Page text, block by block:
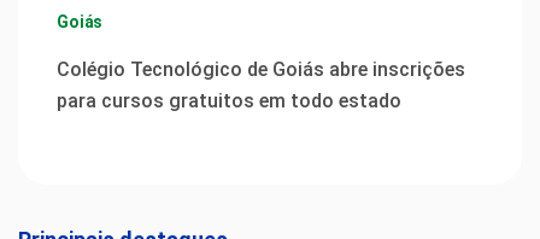
Goiás
Colégio Tecnológico de Goiás abre inscrições
para cursos gratuitos em todo estado